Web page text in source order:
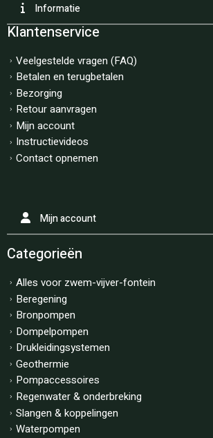
Informatie
Klantenservice
Veelgestelde vragen (FAQ)
Betalen en terugbetalen
Bezorging
Retour aanvragen
Mijn account
Instructievideos
Contact opnemen
Mijn account
Categorieën
Alles voor zwem-vijver-fontein
Beregening
Bronpompen
Dompelpompen
Drukleidingsystemen
Geothermie
Pompaccessoires
Regenwater & onderbreking
Slangen & koppelingen
Waterpompen